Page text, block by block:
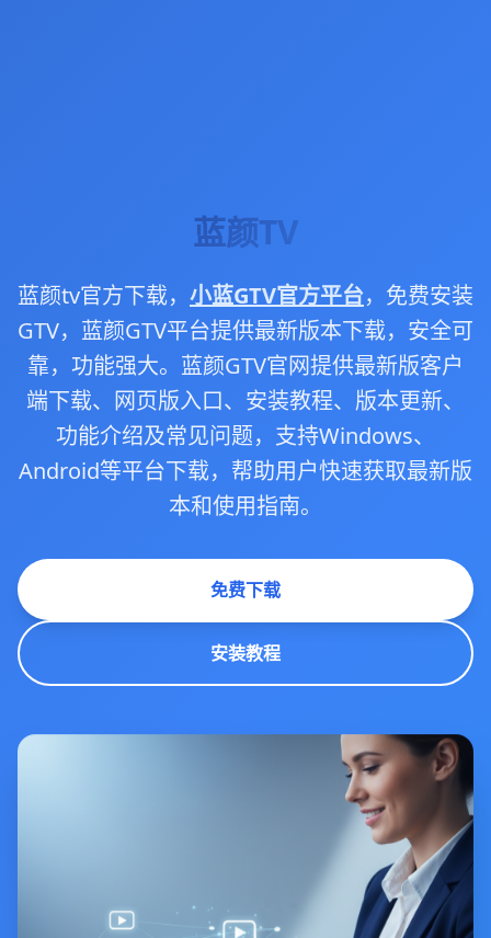
蓝颜TV
蓝颜tv官方下载， 小蓝GTV官方平台，免费安装
GTV，蓝颜GTV平台提供最新版本下载，安全可
靠，功能强大。蓝颜GTV官网提供最新版客户
端下载、网页版入口、安装教程、版本更新、
功能介绍及常见问题，支持Windows、
Android等平台下载，帮助用户快速获取最新版
本和使用指南。
免费下载
安装教程